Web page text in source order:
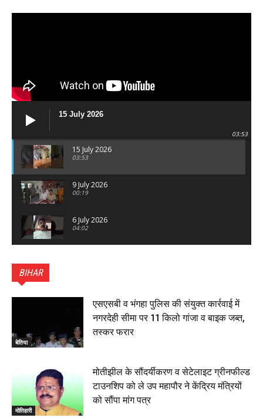
15 July 2026
03:53
15 July 2026
03:53
9 July 2026
00:19
6 July 2026
04:02
का भव्य पथ संचलन, 5 July 2026
बेतिया : मझौलिया में 1.24 क्विंटल गांजा के साथ बोलेरो ज़ब्त, दो
तस्कर गिरफ्तार, 4 July 2026
00:39
रक्सौल : सुरक्षा जॉंच को सोना-चांदी दुकानों का एसडीपीओ और
थानाध्यक्ष ने किया निरीक्षण, 19 June 2026
00:58
BIHAR
बेतिया
एसएसबी व भंगहा पुलिस की संयुक्त कार्रवाई में
नगरदेही सीमा पर 11 किलो गांजा व बाइक जब्त,
तस्कर फरार
मोतिहारी
मोतीझील के सौंदर्यीकरण व सेटेलाइट ग्रीनफील्ड
टाउनशिप को ले उप महापौर ने केंद्रिय मंत्रियों
को सौंपा मांग पत्र